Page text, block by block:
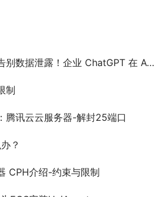
露！企业 ChatGPT 在 AWS 上的安全防护全攻略
制
腾讯云云服务器-解封25端口
？
CPH介绍-约束与限制